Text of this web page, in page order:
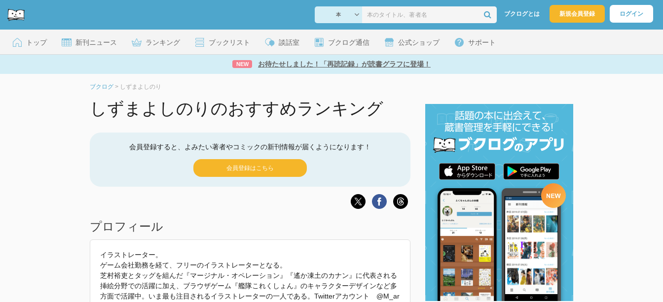
ブクログとは 新規会員登録 ログイン
トップ 新刊ニュース ランキング ブックリスト 談話室 ブクログ通信 公式ショップ サポート
NEW お待たせしました！「再読記録」が読書グラフに登場！
ブクログ > しずまよしのり
しずまよしのりのおすすめランキング
会員登録すると、よみたい著者やコミックの新刊情報が届くようになります！
会員登録はこちら
プロフィール
イラストレーター。
ゲーム会社勤務を経て、フリーのイラストレーターとなる。
芝村裕吏とタッグを組んだ『マージナル・オペレーション』『遙か凍土のカナン』に代表される
挿絵分野での活躍に加え、ブラウザゲーム『艦隊これくしょん』のキャラクターデザインなど多
方面で活躍中。いま最も注目されるイラストレーターの一人である。Twitterアカウント @M_ar